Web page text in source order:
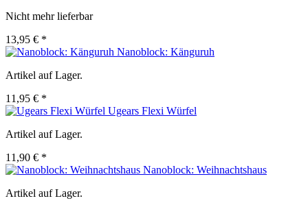
Nicht mehr lieferbar
13,95 € *
Nanoblock: Känguruh
Artikel auf Lager.
11,95 € *
Ugears Flexi Würfel
Artikel auf Lager.
11,90 € *
Nanoblock: Weihnachtshaus
Artikel auf Lager.